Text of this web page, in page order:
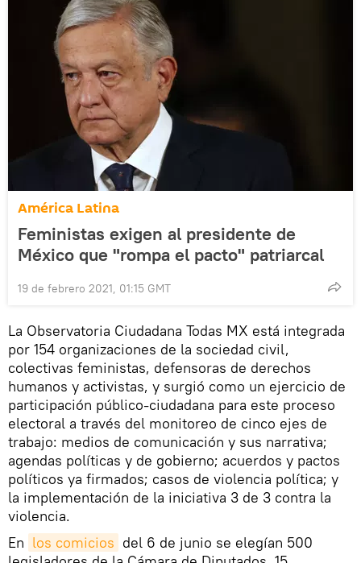
América Latina
Feministas exigen al presidente de
México que "rompa el pacto" patriarcal
19 de febrero 2021, 01:15 GMT
La Observatoria Ciudadana Todas MX está integrada
por 154 organizaciones de la sociedad civil,
colectivas feministas, defensoras de derechos
humanos y activistas, y surgió como un ejercicio de
participación público-ciudadana para este proceso
electoral a través del monitoreo de cinco ejes de
trabajo: medios de comunicación y sus narrativa;
agendas políticas y de gobierno; acuerdos y pactos
políticos ya firmados; casos de violencia política; y
la implementación de la iniciativa 3 de 3 contra la
violencia.
En los comicios del 6 de junio se elegían 500